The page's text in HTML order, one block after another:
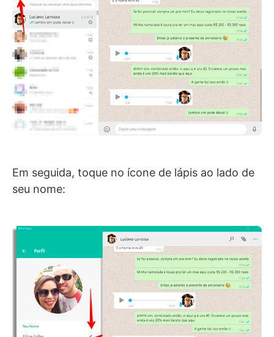
Em seguida, toque no ícone de lápis ao lado de
seu nome: